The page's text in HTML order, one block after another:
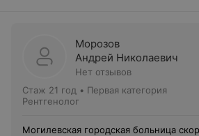
Морозов
Андрей Николаевич
Нет отзывов
Стаж 21 год • Первая категория
Рентгенолог
Могилевская городская больница